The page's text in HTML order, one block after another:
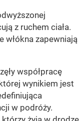
z ruchem ciała.
włókna zapewniają
współpracę
wynikiem jest
w podróży.